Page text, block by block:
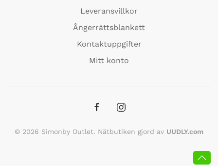
Leveransvillkor
Ångerrättsblankett
Kontaktuppgifter
Mitt konto
© 2026 Simonby Outlet. Nätbutiken gjord av UUDLY.com